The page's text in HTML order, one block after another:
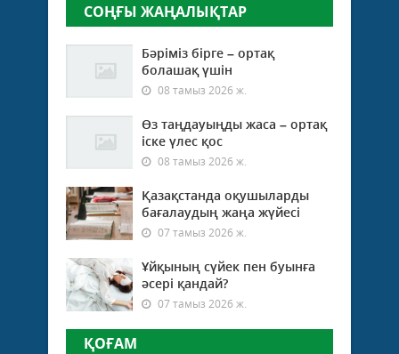
СОҢҒЫ ЖАҢАЛЫҚТАР
Бәріміз бірге – ортақ
болашақ үшін
08 тамыз 2026 ж.
Өз таңдауыңды жаса – ортақ
іске үлес қос
08 тамыз 2026 ж.
Қазақстанда оқушыларды
бағалаудың жаңа жүйесі
07 тамыз 2026 ж.
Ұйқының сүйек пен буынға
әсері қандай?
07 тамыз 2026 ж.
ҚОҒАМ